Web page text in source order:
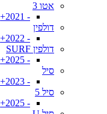
אטו 3
- 2021+
דולפין
- 2022+
דולפין SURF
- 2025+
סיל
- 2023+
סיל 5
- 2025+